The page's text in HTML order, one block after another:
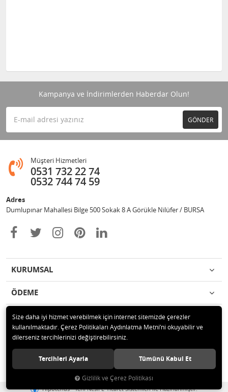
Kampanya ve İndirimlerden Haberdar Olun!
GÖNDER
Müşteri Hizmetleri
0531 732 22 74
0532 744 74 59
Adres
Dumlupınar Mahallesi Bilge 500 Sokak 8 A Görükle Nilüfer / BURSA
KURUMSAL
ÖDEME
İLETİŞİM
© 2020 MAG OTOMOTİV Tüm hakları saklıdır.
Hipotenüs Yeni Nesil E-Ticaret Sistemleri ile Hazırlanmıştır.
Size daha iyi hizmet verebilmek için internet sitemizde çerezler
kullanılmaktadır. Çerez Politikaları Aydınlatma Metni’ni okuyabilir ve
dilerseniz tercihlerinizi değiştirebilirsiniz.
Tercihleri Ayarla Tümünü Kabul Et
Gizlilik ve Çerez Politikası